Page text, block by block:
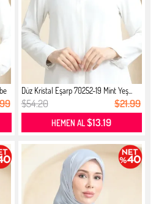
Düz Kristal Eşarp 70252-19 Mint Yeş...
$54.20 $21.99
HEMEN AL$13.19